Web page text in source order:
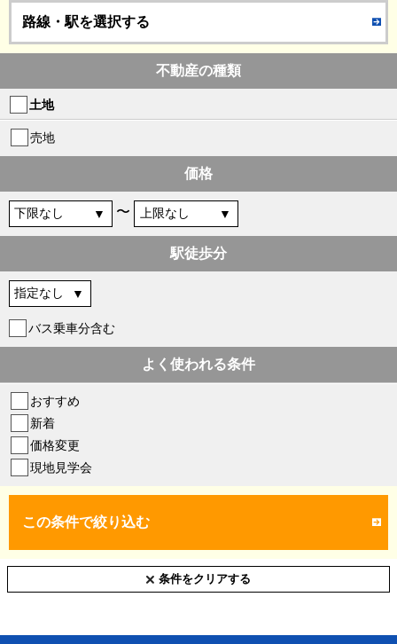
路線・駅を選択する
不動産の種類
土地
売地
価格
〜
駅徒歩分
バス乗車分含む
よく使われる条件
おすすめ
新着
価格変更
現地見学会
この条件で絞り込む
条件をクリアする